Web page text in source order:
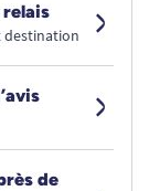
relais
destination
de